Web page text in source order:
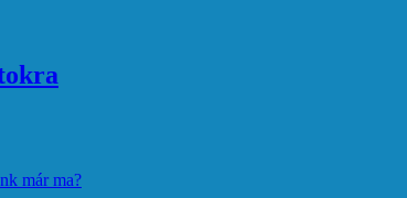
már ma?